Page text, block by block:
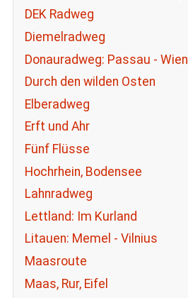
DEK Radweg
Diemelradweg
Donauradweg: Passau - Wien
Durch den wilden Osten
Elberadweg
Erft und Ahr
Fünf Flüsse
Hochrhein, Bodensee
Lahnradweg
Lettland: Im Kurland
Litauen: Memel - Vilnius
Maasroute
Maas, Rur, Eifel